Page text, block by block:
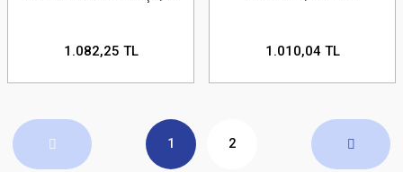
1.082,25 TL 1.010,04 TL
1 2